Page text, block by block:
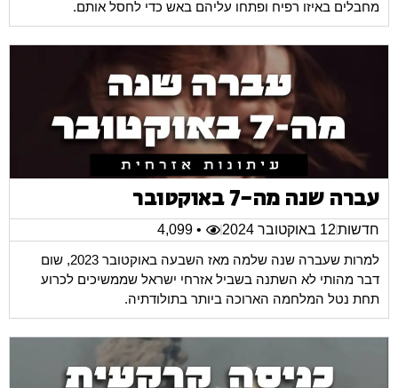
מחבלים באיזו רפיח ופתחו עליהם באש כדי לחסל אותם.
עברה שנה מה-7 באוקטובר
חדשות12 באוקטובר 2024
• 4,099
למרות שעברה שנה שלמה מאז השבעה באוקטובר 2023, שום
דבר מהותי לא השתנה בשביל אזרחי ישראל שממשיכים לכרוע
תחת נטל המלחמה הארוכה ביותר בתולודתיה.